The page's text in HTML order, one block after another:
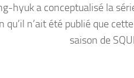
hyuk a conceptualisé la
n’ait été publié que cette
saison de